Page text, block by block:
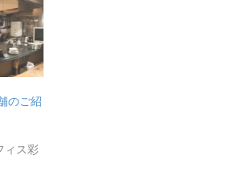
はこちら
のご紹
ィス彩